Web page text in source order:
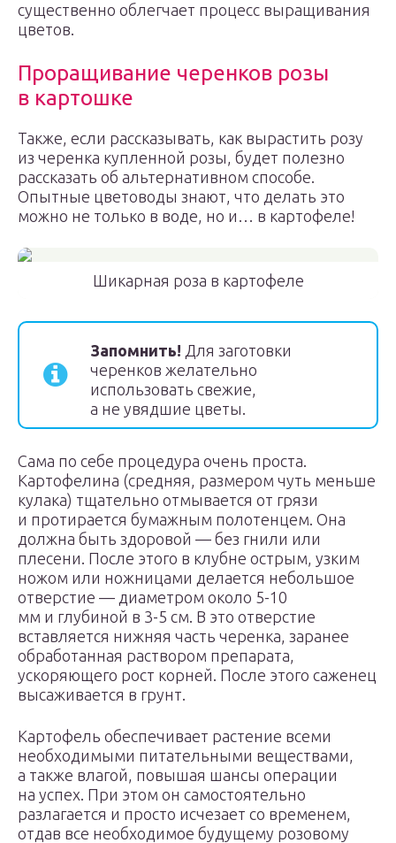
существенно облегчает процесс выращивания
цветов.
Проращивание черенков розы
в картошке
Также, если рассказывать, как вырастить розу
из черенка купленной розы, будет полезно
рассказать об альтернативном способе.
Опытные цветоводы знают, что делать это
можно не только в воде, но и… в картофеле!
Шикарная роза в картофеле
Запомнить! Для заготовки
черенков желательно
использовать свежие,
а не увядшие цветы.
Сама по себе процедура очень проста.
Картофелина (средняя, размером чуть меньше
кулака) тщательно отмывается от грязи
и протирается бумажным полотенцем. Она
должна быть здоровой — без гнили или
плесени. После этого в клубне острым, узким
ножом или ножницами делается небольшое
отверстие — диаметром около 5-10
мм и глубиной в 3-5 см. В это отверстие
вставляется нижняя часть черенка, заранее
обработанная раствором препарата,
ускоряющего рост корней. После этого саженец
высаживается в грунт.
Картофель обеспечивает растение всеми
необходимыми питательными веществами,
а также влагой, повышая шансы операции
на успех. При этом он самостоятельно
разлагается и просто исчезает со временем,
отдав все необходимое будущему розовому